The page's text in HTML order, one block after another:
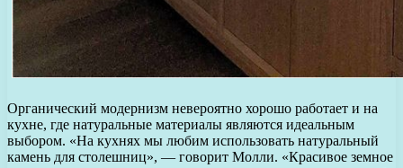
Органический модернизм невероятно хорошо работает и на
кухне, где натуральные материалы являются идеальным
выбором. «На кухнях мы любим использовать натуральный
камень для столешниц», — говорит Молли. «Красивое земное